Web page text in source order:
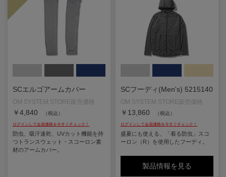
SCエルゴアームカバー
￥4,840 （税込）
防虫、吸汗速乾、UVカット機能を持
つトランスウェット・スコーロン素
材のアームカバー。
SCフーディ(Men's) 5215140
￥13,860 （税込）
盛夏にも使える、「着る防虫」スコ
ーロン（R）を使用したフーディ。
製品情報を見る